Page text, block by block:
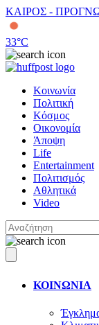
ΚΑΙΡΟΣ -
33°C
Κοινωνία
Πολιτική
Κόσμος
Οικονομία
Άποψη
Life
Entertainment
Πολιτισμός
Αθλητικά
Video
ΚΟΙΝΩΝΙΑ